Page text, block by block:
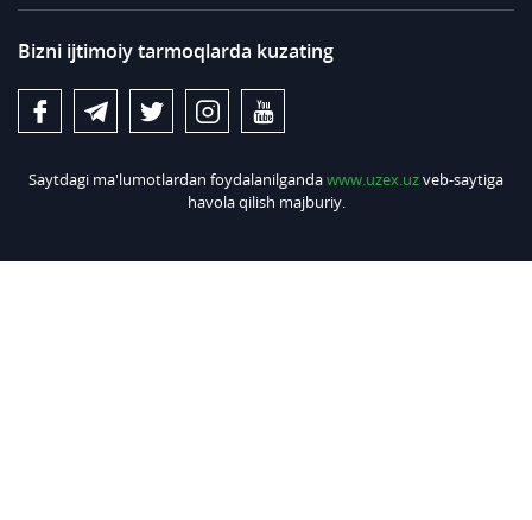
Bizni ijtimoiy tarmoqlarda kuzating
Saytdagi ma'lumotlardan foydalanilgandawww.uzex.uzveb-saytiga
havola qilish majburiy.